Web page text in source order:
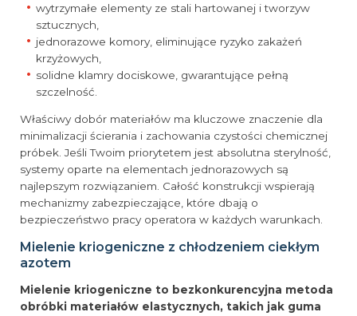
wytrzymałe elementy ze stali hartowanej i tworzyw
sztucznych,
jednorazowe komory, eliminujące ryzyko zakażeń
krzyżowych,
solidne klamry dociskowe, gwarantujące pełną
szczelność.
Właściwy dobór materiałów ma kluczowe znaczenie dla
minimalizacji ścierania i zachowania czystości chemicznej
próbek. Jeśli Twoim priorytetem jest absolutna sterylność,
systemy oparte na elementach jednorazowych są
najlepszym rozwiązaniem. Całość konstrukcji wspierają
mechanizmy zabezpieczające, które dbają o
bezpieczeństwo pracy operatora w każdych warunkach.
Mielenie kriogeniczne z chłodzeniem ciekłym
azotem
Mielenie kriogeniczne to bezkonkurencyjna metoda
obróbki materiałów elastycznych, takich jak guma